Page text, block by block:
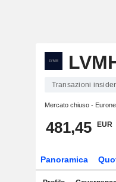
Transazioni insider
Mercato chiuso -
481,45 EUR
Panoramica